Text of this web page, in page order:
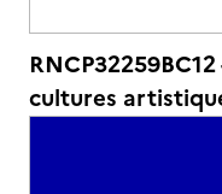
cultures